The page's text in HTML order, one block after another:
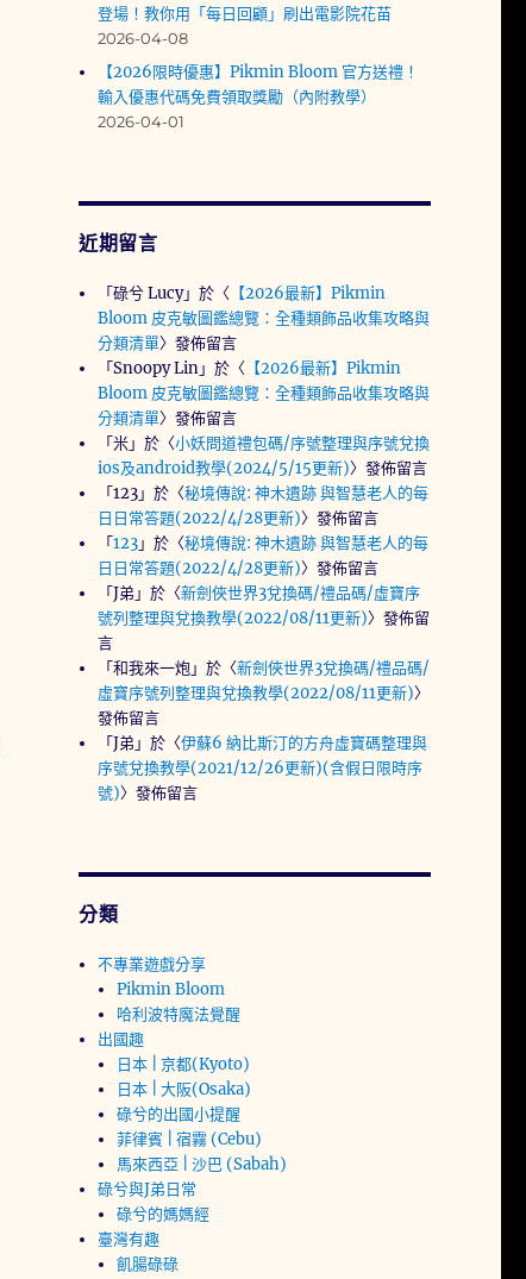
登場！教你用「每日回顧」刷出電影院花苗
2026-04-08
【2026限時優惠】Pikmin Bloom 官方送禮！
輸入優惠代碼免費領取獎勵（內附教學）
2026-04-01
近期留言
「碌兮 Lucy」於〈 【2026最新】Pikmin
Bloom 皮克敏圖鑑總覽：全種類飾品收集攻略與
分類清單〉發佈留言
「Snoopy Lin」於〈 【2026最新】Pikmin
Bloom 皮克敏圖鑑總覽：全種類飾品收集攻略與
分類清單〉發佈留言
「米」於〈小妖問道禮包碼/序號整理與序號兌換
ios及android教學(2024/5/15更新)〉發佈留言
「123」於〈秘境傳說: 神木遺跡 與智慧老人的每
日日常答題(2022/4/28更新)〉發佈留言
「123」於〈秘境傳說: 神木遺跡 與智慧老人的每
日日常答題(2022/4/28更新)〉發佈留言
「J弟 」於〈新劍俠世界3兌換碼/禮品碼/虛寶序
號列整理與兌換教學(2022/08/11更新)〉發佈留
言
「和我來一炮」於〈新劍俠世界3兌換碼/禮品碼/
虛寶序號列整理與兌換教學(2022/08/11更新)〉
發佈留言
「J弟 」於〈伊蘇6 納比斯汀的方舟虛寶碼整理與
序號兌換教學(2021/12/26更新)(含假日限時序
號)〉發佈留言
分類
不專業遊戲分享
Pikmin Bloom
哈利波特魔法覺醒
出國趣
日本 | 京都(Kyoto)
日本 | 大阪(Osaka)
碌兮的出國小提醒
菲律賓 | 宿霧 (Cebu)
馬來西亞 | 沙巴 (Sabah)
碌兮與J弟日常
碌兮的媽媽經
臺灣有趣
飢腸碌碌